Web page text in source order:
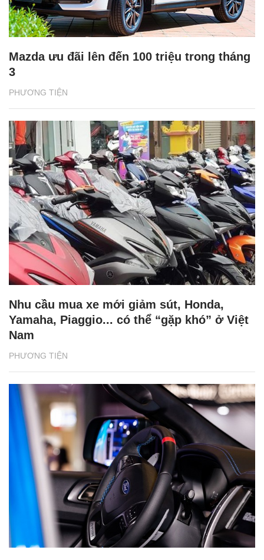
PHƯƠNG TIỆN
Mazda ưu đãi lên đến 100 triệu trong tháng
3
PHƯƠNG TIỆN
Nhu cầu mua xe mới giảm sút, Honda,
Yamaha, Piaggio... có thể “gặp khó” ở Việt
Nam